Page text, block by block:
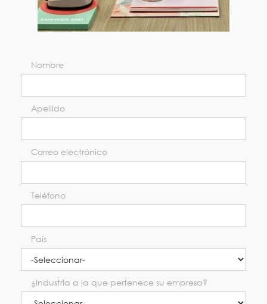
Nombre
Apellido
Correo electrónico
Teléfono
País
¿Industria a la que pertenece su empresa?